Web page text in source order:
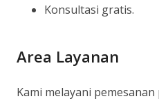
Konsultasi gratis.
Area Layanan
Kami melayani